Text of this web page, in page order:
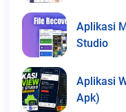
Aplikasi
Studio
Aplikasi
Apk)